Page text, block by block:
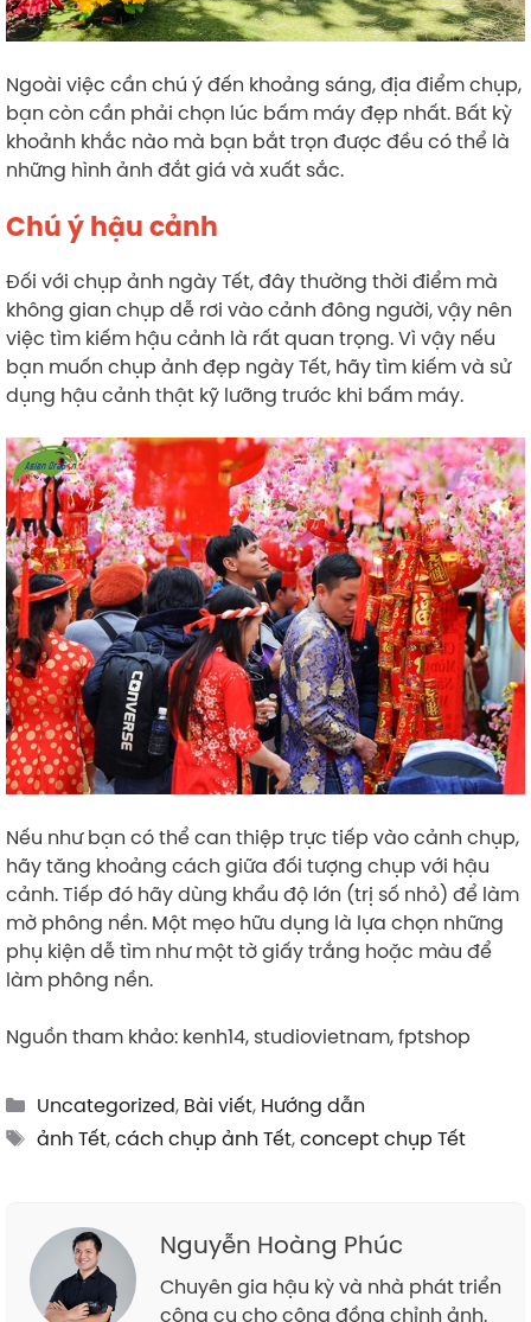
Ngoài việc cần chú ý đến khoảng sáng, địa điểm chụp,
bạn còn cần phải chọn lúc bấm máy đẹp nhất. Bất kỳ
khoảnh khắc nào mà bạn bắt trọn được đều có thể là
những hình ảnh đắt giá và xuất sắc.
Chú ý hậu cảnh
Đối với chụp ảnh ngày Tết, đây thường thời điểm mà
không gian chụp dễ rơi vào cảnh đông người, vậy nên
việc tìm kiếm hậu cảnh là rất quan trọng. Vì vậy nếu
bạn muốn chụp ảnh đẹp ngày Tết, hãy tìm kiếm và sử
dụng hậu cảnh thật kỹ lưỡng trước khi bấm máy.
Nếu như bạn có thể can thiệp trực tiếp vào cảnh chụp,
hãy tăng khoảng cách giữa đối tượng chụp với hậu
cảnh. Tiếp đó hãy dùng khẩu độ lớn (trị số nhỏ) để làm
mờ phông nền. Một mẹo hữu dụng là lựa chọn những
phụ kiện dễ tìm như một tờ giấy trắng hoặc màu để
làm phông nền.
Nguồn tham khảo: kenh14, studiovietnam, fptshop
Categories
Uncategorized, Bài viết, Hướng dẫn
Tags
ảnh Tết,cách chụp ảnh Tết,concept chụp Tết
Nguyễn Hoàng Phúc
Chuyên gia hậu kỳ và nhà phát triển
công cụ cho cộng đồng chỉnh ảnh.